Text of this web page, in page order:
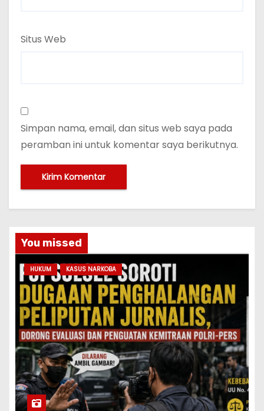
Situs Web
Simpan nama, email, dan situs web saya pada
peramban ini untuk komentar saya berikutnya.
You missed
HUKUM KASUS NARKOBA